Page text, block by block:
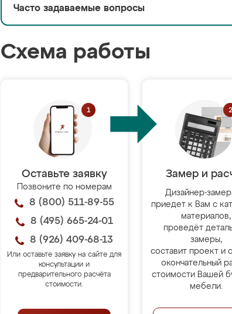
Часто задаваемые вопросы
Схема работы
Оставьте заявку
Позвоните по номерам
8 (800) 511-89-55
8 (495) 665-24-01
8 (926) 409-68-13
Или оставьте заявку на сайте для
консультации и
предварительного расчёта
стоимости.
Замер и
Дизайнер-
приедет к Вам с
материалов,
проведёт
замеры,
составит проект и
окончательный
стоимости Вашей
мебели.